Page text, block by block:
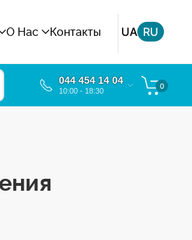
О Нас Контакты UA RU
044 454 14 04
10:00 - 18:30
0